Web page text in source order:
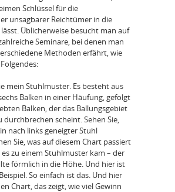
Schlüssel für die
unsagbarer Reichtümer in die
Üblicherweise besucht man auf
Seminare, bei denen man
Methoden erfährt, wie
mein Stuhlmuster. Es besteht aus
Balken in einer Häufung, gefolgt
Balken, der das Ballungsgebiet
durchbrechen scheint. Sehen Sie,
nach links geneigter Stuhl
Sie, was auf diesem Chart passiert
zu einem Stuhlmuster kam – der
förmlich in die Höhe. Und hier ist
So einfach ist das. Und hier
Chart, das zeigt, wie viel Gewinn